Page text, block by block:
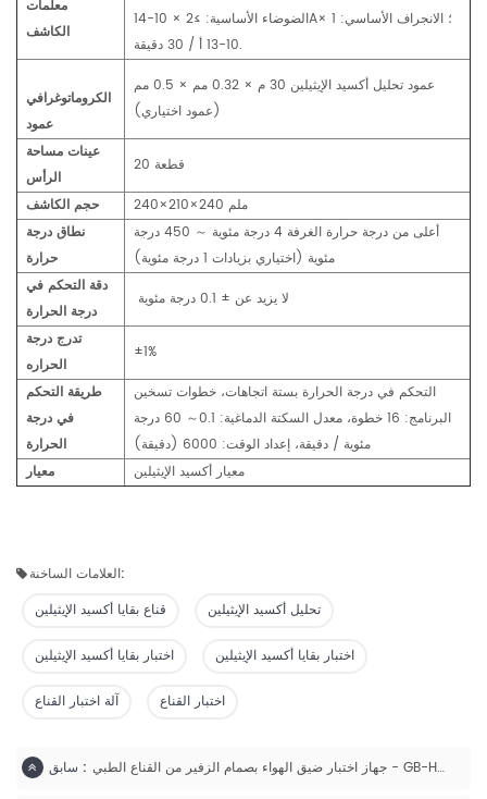
معلمات
الضوضاء الأساسية: ≥2 × 10-14A؛ الانجراف الأساسي: 1 ×
10-13 أ / 30 دقيقة.
عمود تحليل أكسيد الإيثيلين 30 م × 0.32 مم × 0.5 مم
عينات مساحة
الرأس
حجم الكاشف
240×210×240 ملم
نطاق درجة
حرارة
أعلى من درجة حرارة الغرفة 4 درجة مئوية ～ 450 درجة
دقة التحكم في
درجة الحرارة
تدرج درجة
الحراره
±1%
طريقة التحكم
في درجة
الحرارة
التحكم في درجة الحرارة بستة اتجاهات، خطوات تسخين
البرنامج: 16 خطوة، معدل السكتة الدماغية: 0.1～ 60 درجة
معيار
معيار أكسيد الإيثيلين
العلامات الساخنة:
قناع بقايا أكسيد الإيثيلين
تحليل أكسيد الإيثيلين
اختبار بقايا أكسيد الإيثيلين اختبار بقايا أكسيد الإيثيلين
آلة اختبار القناع اختبار القناع
سابق : جهاز اختبار ضيق الهواء بصمام الزفير من القناع الطبي - GB-HQ1000